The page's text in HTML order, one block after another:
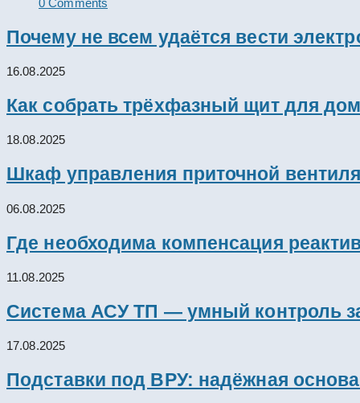
0 Comments
Почему не всем удаётся вести
16.08.2025
Как собрать трёхфазный щит для
18.08.2025
Шкаф управления приточной
06.08.2025
Где необходима компенсация
11.08.2025
Система АСУ ТП — умный контроль
17.08.2025
Подставки под ВРУ: надёжная